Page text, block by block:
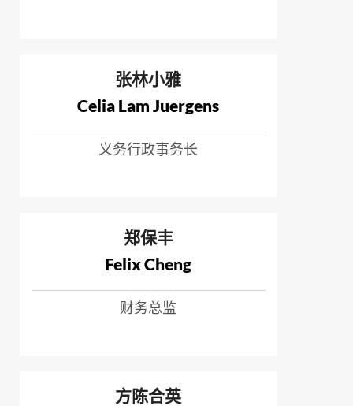
张林小雅
Celia Lam Juergens
义务行政事务长
郑保丰
Felix Cheng
财务总监
方陈合英